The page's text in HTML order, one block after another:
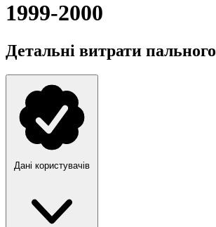
1999-2000
Детальні витрати пального
Дані користувачів